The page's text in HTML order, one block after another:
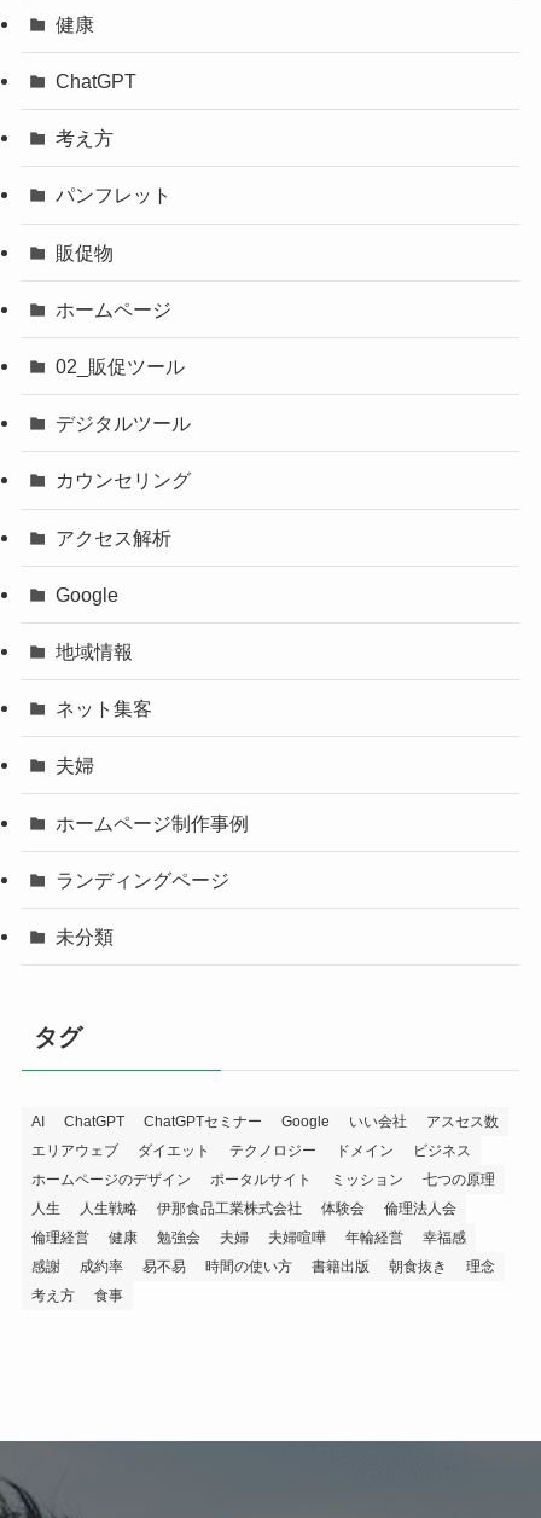
健康
ChatGPT
考え方
パンフレット
販促物
ホームページ
02_販促ツール
デジタルツール
カウンセリング
アクセス解析
Google
地域情報
ネット集客
夫婦
ホームページ制作事例
ランディングページ
未分類
タグ
AI ChatGPT ChatGPTセミナー Google いい会社
アスセス数
エリアウェブ
ダイエット テクノロジー ドメイン
ビジネス
ホームページのデザイン
ポータルサイト ミッション
七つの原理
人生
人生戦略 伊那食品工業株式会社 体験会
倫理法人会
倫理経営
健康 勉強会 夫婦 夫婦喧嘩 年輪経営
幸福感
感謝
成約率 易不易 時間の使い方 書籍出版 朝食抜き
理念
考え方
食事